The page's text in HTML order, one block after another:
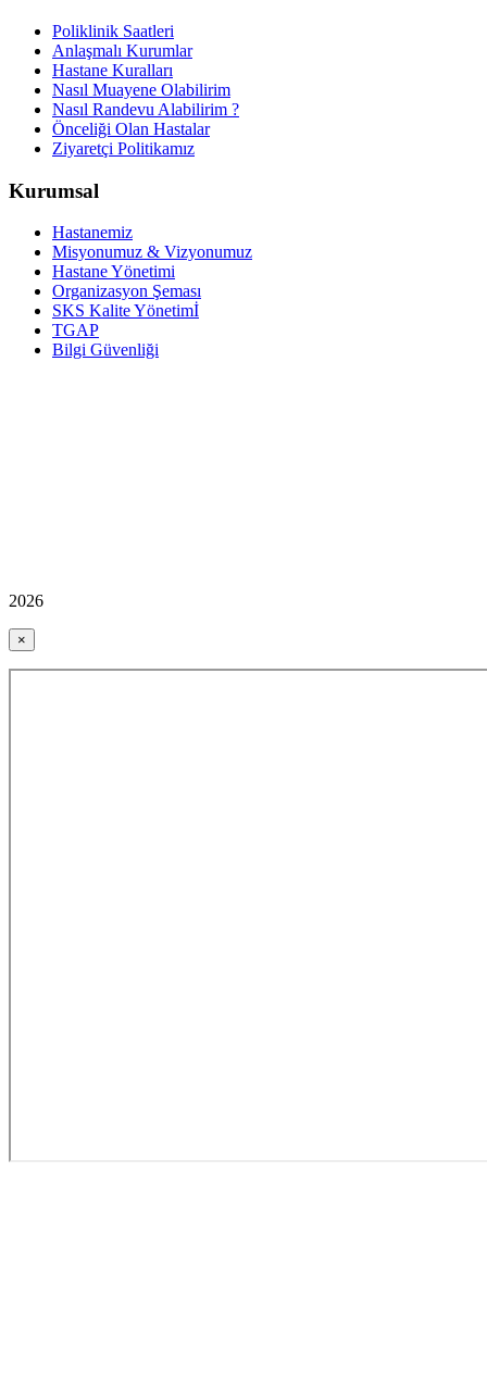
Poliklinik Saatleri
Anlaşmalı Kurumlar
Hastane Kuralları
Nasıl Muayene Olabilirim
Nasıl Randevu Alabilirim ?
Önceliği Olan Hastalar
Ziyaretçi Politikamız
Kurumsal
Hastanemiz
Misyonumuz & Vizyonumuz
Hastane Yönetimi
Organizasyon Şeması
SKS Kalite Yönetimİ
TGAP
Bilgi Güvenliği
2026
×